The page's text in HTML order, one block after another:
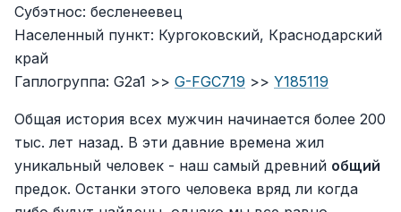
Субэтнос: бесленеевец
Населенный пункт: Кургоковский, Краснодарский
край
Гаплогруппа: G2a1 >> G-FGC719 >> Y185119
Общая история всех мужчин начинается более 200
тыс. лет назад. В эти давние времена жил
уникальный человек - наш самый древний общий
предок. Останки этого человека вряд ли когда